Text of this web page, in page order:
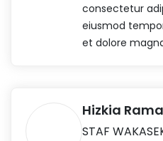
consectetur
eiusmod
et dolore
Hizkia
STAF